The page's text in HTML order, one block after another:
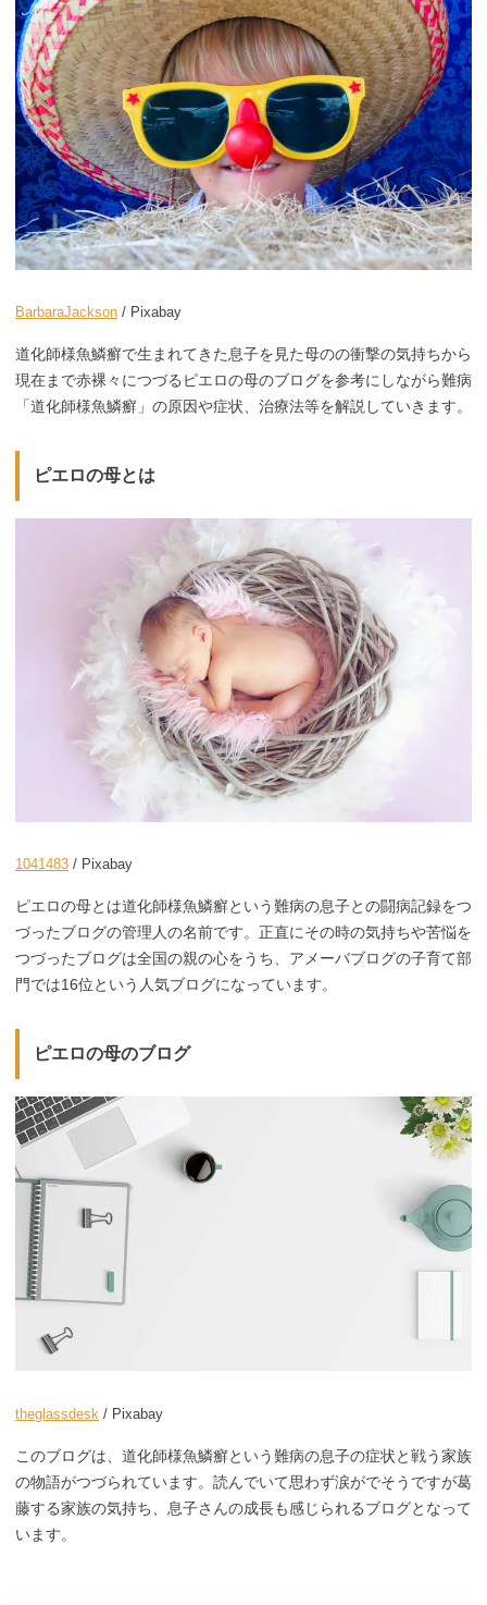
BarbaraJackson / Pixabay
道化師様魚鱗癬で生まれてきた息子を見た母のの衝撃の気持ちから
現在まで赤裸々につづるピエロの母のブログを参考にしながら難病
「道化師様魚鱗癬」の原因や症状、治療法等を解説していきます。
ピエロの母とは
1041483 / Pixabay
ピエロの母とは道化師様魚鱗癬という難病の息子との闘病記録をつ
づったブログの管理人の名前です。正直にその時の気持ちや苦悩を
つづったブログは全国の親の心をうち、アメーバブログの子育て部
門では16位という人気ブログになっています。
ピエロの母のブログ
theglassdesk / Pixabay
このブログは、道化師様魚鱗癬という難病の息子の症状と戦う家族
の物語がつづられています。読んでいて思わず涙がでそうですが葛
藤する家族の気持ち、息子さんの成長も感じられるブログとなって
います。